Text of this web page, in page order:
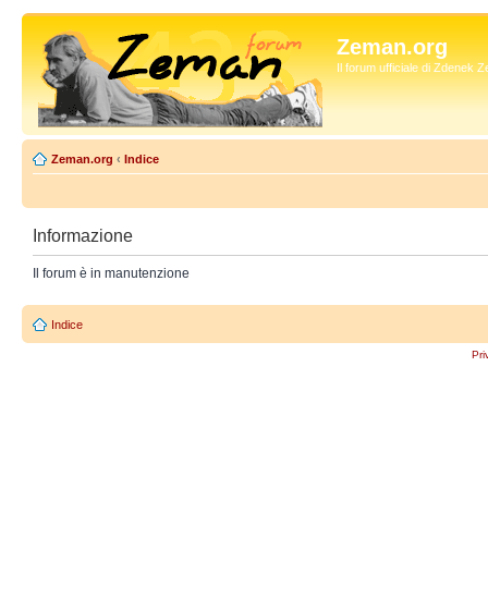
Zeman.org
Il forum ufficiale di Zdenek
Zeman.org ‹ Indice
Informazione
Il forum è in manutenzione
Indice